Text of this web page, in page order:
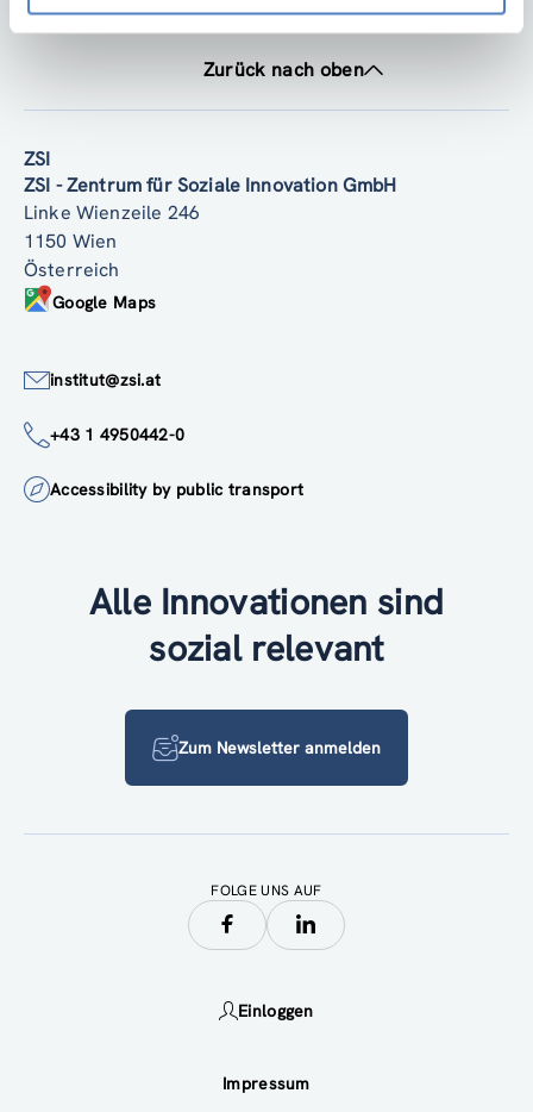
Zurück nach oben
ZSI
ZSI - Zentrum für Soziale Innovation GmbH
Linke Wienzeile 246
1150 Wien
Österreich
Google Maps
institut@zsi.at
+43 1 4950442-0
Accessibility by public transport
Alle Innovationen sind
sozial relevant
Zum Newsletter anmelden
FOLGE UNS AUF
Einloggen
Impressum